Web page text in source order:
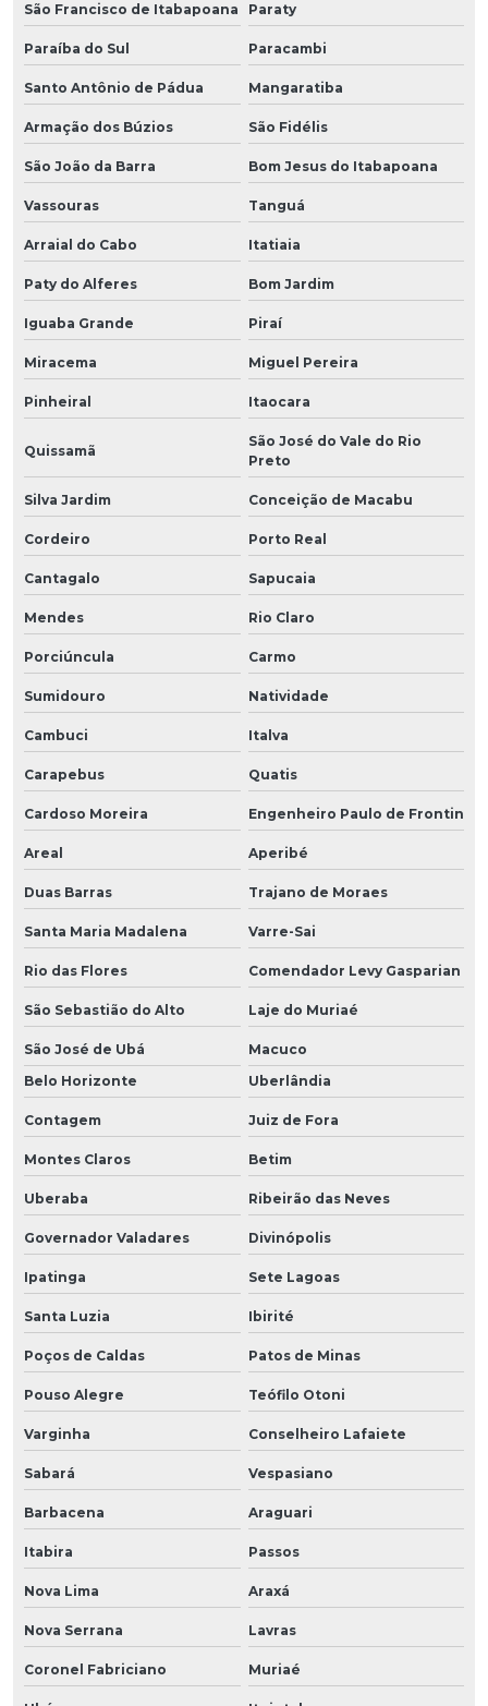
São Francisco de Itabapoana Paraty
Paraíba do Sul Paracambi
Santo Antônio de Pádua Mangaratiba
Armação dos Búzios São Fidélis
São João da Barra Bom Jesus do Itabapoana
Vassouras Tanguá
Arraial do Cabo Itatiaia
Paty do Alferes Bom Jardim
Iguaba Grande Piraí
Miracema Miguel Pereira
Pinheiral Itaocara
Quissamã
São José do Vale do Rio
Preto
Silva Jardim Conceição de Macabu
Cordeiro Porto Real
Cantagalo Sapucaia
Mendes Rio Claro
Porciúncula Carmo
Sumidouro Natividade
Cambuci Italva
Carapebus Quatis
Cardoso Moreira Engenheiro Paulo de Frontin
Areal Aperibé
Duas Barras Trajano de Moraes
Santa Maria Madalena Varre-Sai
Rio das Flores Comendador Levy Gasparian
São Sebastião do Alto Laje do Muriaé
São José de Ubá
Macuco
Belo Horizonte
Uberlândia
Contagem Juiz de Fora
Montes Claros Betim
Uberaba Ribeirão das Neves
Governador Valadares Divinópolis
Ipatinga Sete Lagoas
Santa Luzia Ibirité
Poços de Caldas Patos de Minas
Pouso Alegre Teófilo Otoni
Varginha Conselheiro Lafaiete
Sabará Vespasiano
Barbacena Araguari
Itabira Passos
Nova Lima Araxá
Nova Serrana Lavras
Coronel Fabriciano Muriaé